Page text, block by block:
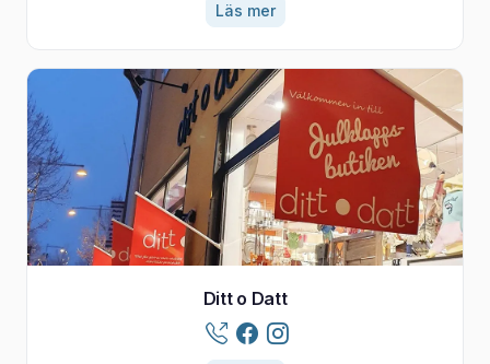
Läs mer
Ditt o Datt